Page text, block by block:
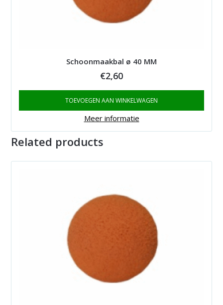
Schoonmaakbal ø 40 MM
€2,60
TOEVOEGEN AAN WINKELWAGEN
Meer informatie
Related products